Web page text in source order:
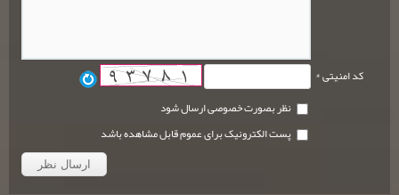
کد امنیتی *
نظر بصورت خصوصی ارسال شود
پست الکترونیک برای عموم قابل مشاهده باشد